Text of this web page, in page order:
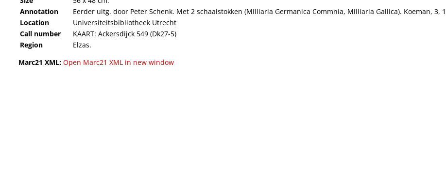
Annotation
Eerder uitg. door Peter Schenk. Met 2 schaalstokken (Milliaria Germanica Commnia, Milliaria Gallica). Koeman, 3,
Location
Universiteitsbibliotheek Utrecht
Call number
KAART: Ackersdijck 549 (Dk27-5)
Region
Elzas.
Marc21 XML: Open Marc21 XML in new window